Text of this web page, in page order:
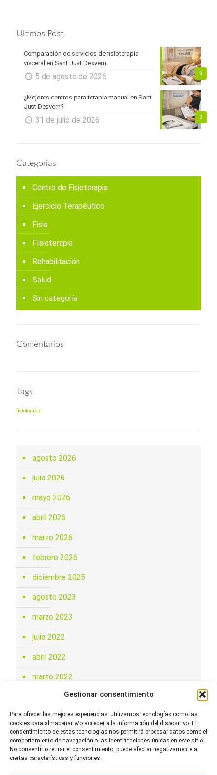
Gestionar consentimiento
Para ofrecer las mejores experiencias, utilizamos tecnologías como las
cookies para almacenar y/o acceder a la información del dispositivo. El
consentimiento de estas tecnologías nos permitirá procesar datos como el
comportamiento de navegación o las identificaciones únicas en este sitio.
No consentir o retirar el consentimiento, puede afectar negativamente a
ciertas características y funciones.
Ultimos Post
0
Comparación de servicios de fisioterapia
visceral en Sant Just Desvern
5 de agosto de 2026
0
¿Mejores centros para terapia manual en Sant
Just Desvern?
31 de julio de 2026
Categorias
Centro de Fisioterapia
Ejercicio Terapéutico
Fisio
FIsioterapia
Rehabilitación
Salud
Sin categoría
Comentarios
Tags
fisioterapia
agosto 2026
julio 2026
mayo 2026
abril 2026
marzo 2026
febrero 2026
diciembre 2025
agosto 2023
marzo 2023
julio 2022
abril 2022
marzo 2022
febrero 2022
mayo 2021
noviembre 2020